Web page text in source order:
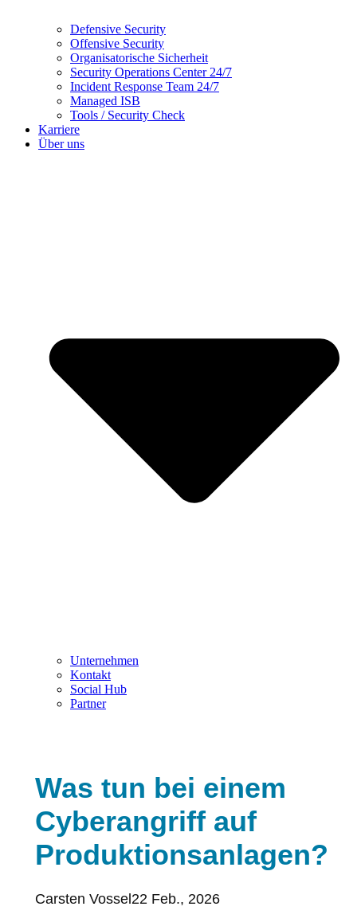
Defensive Security
Offensive Security
Organisatorische Sicherheit
Security Operations Center 24/7
Incident Response Team 24/7
Managed ISB
Tools / Security Check
Karriere
Über uns
Unternehmen
Kontakt
Social Hub
Partner
Was tun bei einem
Cyberangriff auf
Produktionsanlagen?
Posted
Carsten Vossel22 Feb., 2026